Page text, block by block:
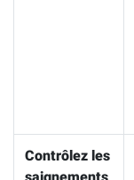
Contrôlez les